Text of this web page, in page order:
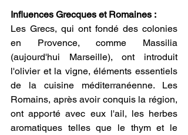
Influences Grecques et Romaines :
Les Grecs, qui ont fondé des colonies
en Provence, comme Massilia
(aujourd'hui Marseille), ont introduit
l'olivier et la vigne, éléments essentiels
de la cuisine méditerranéenne. Les
Romains, après avoir conquis la région,
ont apporté avec eux l'ail, les herbes
aromatiques telles que le thym et le